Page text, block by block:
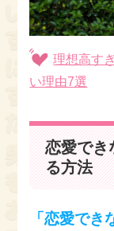
理想高す
い理由7選
恋愛でき
る方法
「恋愛でき